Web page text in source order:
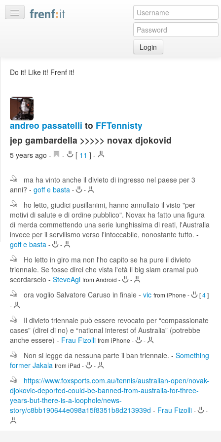
Login
discussions
Bookmarks
Best
of
:LISTS
Edit
:ROOMS
Edit
Search
Do it! Like it! Frenf it!
andreo passatelli to FFTennisty
jep gambardella >>>>> novax djokovid
5 years ago - - [ 11 ] -
ma ha vinto anche il divieto di ingresso nel paese per 3
anni? - goff e basta - -
ho letto, giudici pusillanimi, hanno annullato il visto "per
motivi di salute e di ordine pubblico". Novax ha fatto una figura
di merda commettendo una serie lunghissima di reati, l'Australia
invece per il servilismo verso l'intoccabile, nonostante tutto. -
goff e basta - -
Ho letto in giro ma non l'ho capito se ha pure il divieto
triennale. Se fosse direi che vista l'età il big slam oramai può
scordarselo - SteveAgl from Android - -
ora voglio Salvatore Caruso in finale - vic from iPhone - [4]
-
Il divieto triennale può essere revocato per “compassionate
cases” (direi di no) e “national interest of Australia” (potrebbe
anche essere) - Frau Fizolli from iPhone - -
Non si legge da nessuna parte il ban triennale. - Something
former Jakala from iPad - -
https://www.foxsports.com.au/tennis/australian-open/novak-
djokovic-deported-could-be-banned-from-australia-for-three-
years-but-there-is-a-loophole/news-
story/c8bb190644e098a15f8351b8d213939d - Frau Fizolli - -